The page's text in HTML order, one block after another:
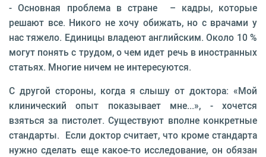
- Основная проблема в стране – кадры, которые
решают все. Никого не хочу обижать, но с врачами у
нас тяжело. Единицы владеют английским. Около 10 %
могут понять с трудом, о чем идет речь в иностранных
статьях. Многие ничем не интересуются.
С другой стороны, когда я слышу от доктора: «Мой
клинический опыт показывает мне...», - хочется
взяться за пистолет. Существуют вполне конкретные
стандарты. Если доктор считает, что кроме стандарта
нужно сделать еще какое-то исследование, он обязан